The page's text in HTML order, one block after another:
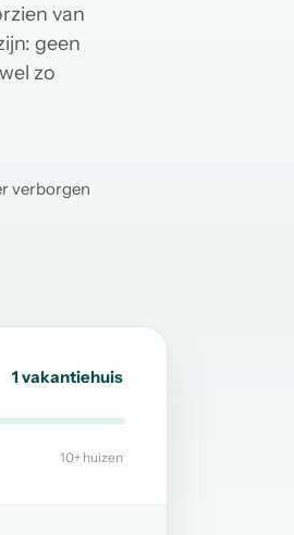
van
geen
zo
verborgen
1 vakantiehuis
10+ huizen